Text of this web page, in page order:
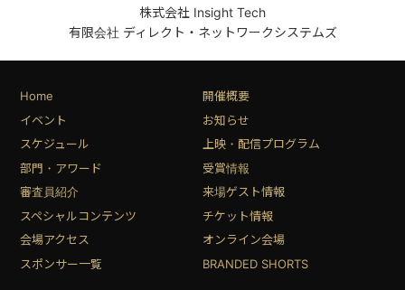
株式会社 Insight Tech
有限会社 ディレクト・ネットワークシステムズ
Home
開催概要
イベント
お知らせ
スケジュール
上映・配信プログラム
部門・アワード
受賞情報
審査員紹介
来場ゲスト情報
スペシャルコンテンツ
チケット情報
会場アクセス
オンライン会場
スポンサー一覧
BRANDED SHORTS